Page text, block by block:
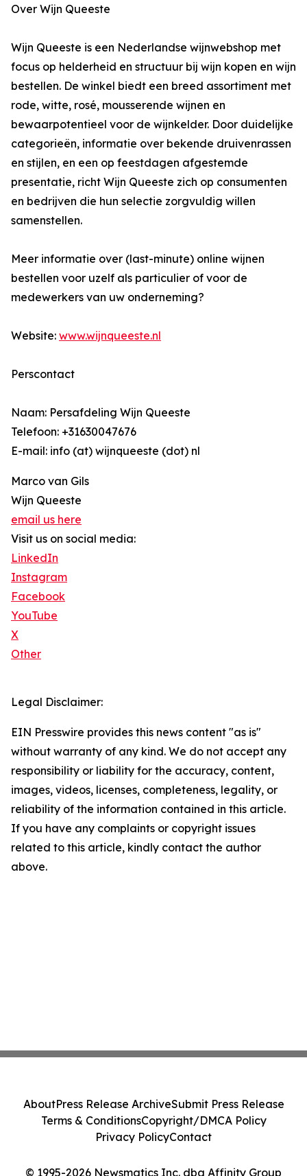
Over Wijn Queeste
Wijn Queeste is een Nederlandse wijnwebshop met
focus op helderheid en structuur bij wijn kopen en wijn
bestellen. De winkel biedt een breed assortiment met
rode, witte, rosé, mousserende wijnen en
bewaarpotentieel voor de wijnkelder. Door duidelijke
categorieën, informatie over bekende druivenrassen
en stijlen, en een op feestdagen afgestemde
presentatie, richt Wijn Queeste zich op consumenten
en bedrijven die hun selectie zorgvuldig willen
samenstellen.
Meer informatie over (last-minute) online wijnen
bestellen voor uzelf als particulier of voor de
medewerkers van uw onderneming?
Website: www.wijnqueeste.nl
Perscontact
Naam: Persafdeling Wijn Queeste
Telefoon: +31630047676
E-mail: info (at) wijnqueeste (dot) nl
Marco van Gils
Wijn Queeste
email us here
Visit us on social media:
LinkedIn
Instagram
Facebook
YouTube
X
Other
Legal Disclaimer:
EIN Presswire provides this news content "as is"
without warranty of any kind. We do not accept any
responsibility or liability for the accuracy, content,
images, videos, licenses, completeness, legality, or
reliability of the information contained in this article.
If you have any complaints or copyright issues
related to this article, kindly contact the author
above.
© 1995-2026 Newsmatics Inc. dba Affinity Group
AboutPress Release ArchiveSubmit Press Release
Terms & ConditionsCopyright/DMCA Policy
Privacy PolicyContact